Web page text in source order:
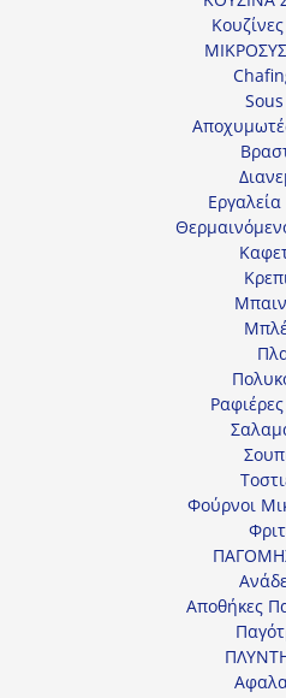
Φούρνοι
Αποθήκες